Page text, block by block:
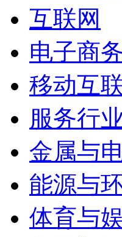
互联网
电子商
移动互
服务行
金属与
能源与
体育与